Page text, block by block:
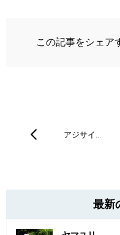
この記事をシェア
アジサイ…
最新